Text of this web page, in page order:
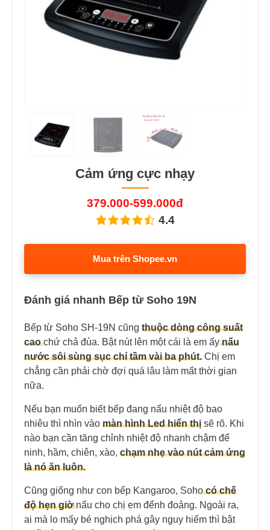
Cảm ứng cực nhạy
379.000-599.000đ
4.4
Mua trên Shopee.vn
Đánh giá nhanh Bếp từ Soho 19N
Bếp từ Soho SH-19N cũng thuộc dòng công suất
cao chứ chả đùa. Bật nút lên một cái là em ấynấu
nước sôi sùng sục chỉ tầm vài ba phút. Chị em
chẳng cần phải chờ đợi quá lâu làm mất thời gian
nữa.
Nếu bạn muốn biết bếp đang nấu nhiệt độ bao
nhiêu thì nhìn vào màn hình Led hiển thị sẽ rõ. Khi
nào bạn cần tăng chỉnh nhiệt độ nhanh chậm để
ninh, hầm, chiên, xào, chạm nhẹ vào nút cảm ứng
là nó ăn luôn.
Cũng giống như con bếp Kangaroo, Sohocó chế
độ hẹn giờ nấu cho chị em đểnh đoảng. Ngoài ra,
ai mà lo mấy bé nghịch phá gây nguy hiểm thì bật